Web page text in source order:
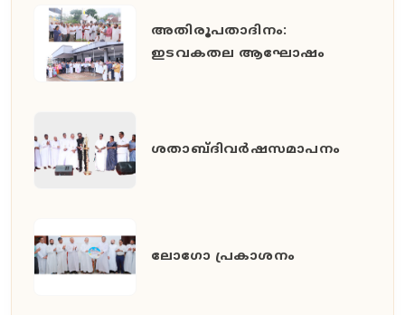
അതിരൂപതാദിനം:
ഇടവകതല ആഘോഷം
ശതാബ്ദിവർഷസമാപനം
ലോഗോ പ്രകാശനം